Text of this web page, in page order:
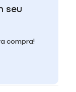
seu
compra!